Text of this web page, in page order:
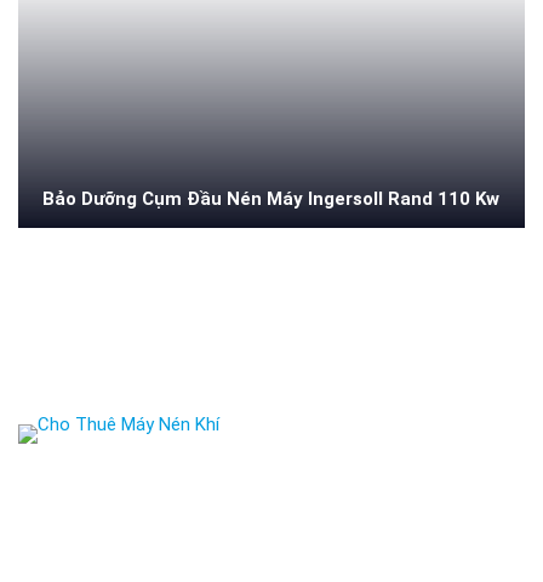
Bảo Dưỡng Cụm Đầu Nén Máy Ingersoll Rand 110 Kw